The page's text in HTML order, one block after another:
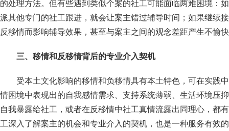
的处理方法。但有些遇到类似个案的社工可能面临两难困境：
派其他专门的社工跟进，就会让案主错过辅导时间；如果继续
反移情而影响辅导效果，甚至与案主之间的观念差距产生不愉
三、移情和反移情背后的专业介入契机
受本土文化影响的移情和负移情具有本土特色，可在实践
情困境中表现出的自我感情需求、支持系统薄弱、生活环境压
自我暴露给社工，或者在反移情中社工真情流露出同理心，都
工深入了解案主的机会和专业介入的契机，也是一种服务有效